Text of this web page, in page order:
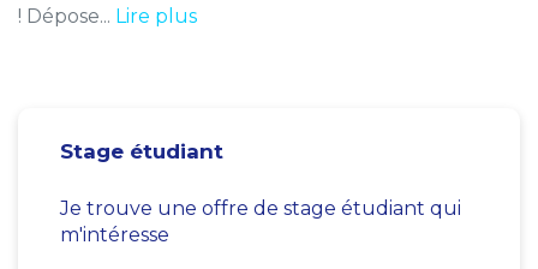
! Dépose... Lire plus
Stage étudiant
Je trouve une offre de stage étudiant qui
m'intéresse